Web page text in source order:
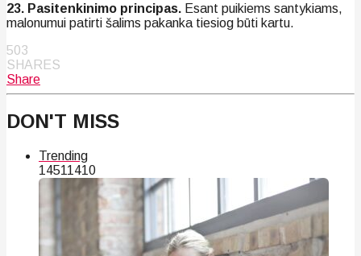
23. Pasitenkinimo principas. Esant puikiems santykiams,
malonumui patirti šalims pakanka tiesiog būti kartu.
503
SHARES
Share
DON'T MISS
Trending
14511410